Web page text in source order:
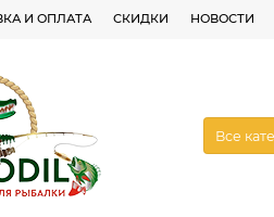
И ОПЛАТА СКИДКИ НОВОСТИ
Все